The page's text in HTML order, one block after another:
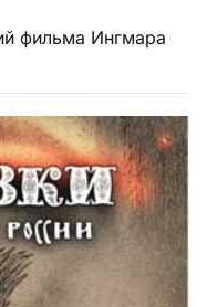
фильма Ингмара